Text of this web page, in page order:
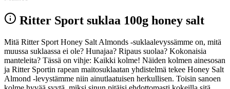
Ritter Sport suklaa 100g honey salt
Mitä Ritter Sport Honey Salt Almonds -suklaalevyssämme on, mitä
muussa suklaassa ei ole? Hunajaa? Ripaus suolaa? Kokonaisia
manteleita? Tässä on vihje: Kaikki kolme! Näiden kolmen ainesosan
ja Ritter Sportin rapean maitosuklaatan yhdistelmä tekee Honey Salt
Almond -levystämme niin ainutlaatuisen herkullisen. Toisin sanoen